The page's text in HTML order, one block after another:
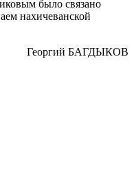
было связано
нахичеванской
Георгий БАГДЫКОВ